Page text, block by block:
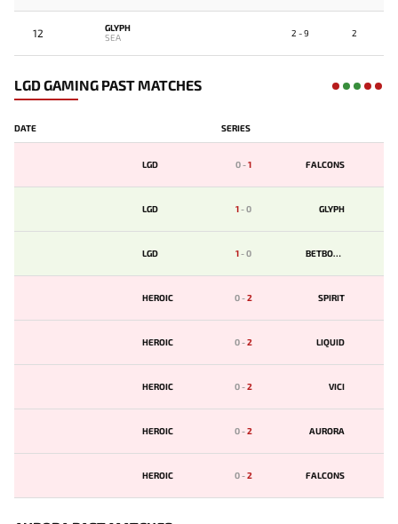
12
GLYPH
SEA
2 - 9 2
LGD GAMING PAST MATCHES
DATE SERIES
LGD 0-1 FALCONS
LGD 1-0 GLYPH
LGD 1-0 BETBOOM
HEROIC 0-2 SPIRIT
HEROIC 0-2 LIQUID
HEROIC 0-2 VICI
HEROIC 0-2 AURORA
HEROIC 0-2 FALCONS